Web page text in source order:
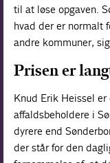
til at løse opgaven.
hvad der er normalt
andre kommuner,
Prisen er
Knud Erik Heissel
affaldsbeholdere i
dyrere end
der står for den